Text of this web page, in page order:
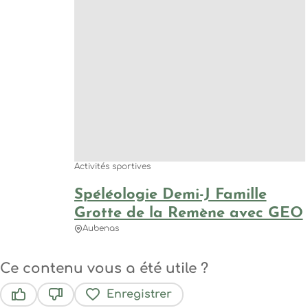
Spéléologie Demi-J Famille
Grotte de la Remène avec GEO
Activités sportives
Aubenas
Ce contenu vous a été utile ?
Enregistrer